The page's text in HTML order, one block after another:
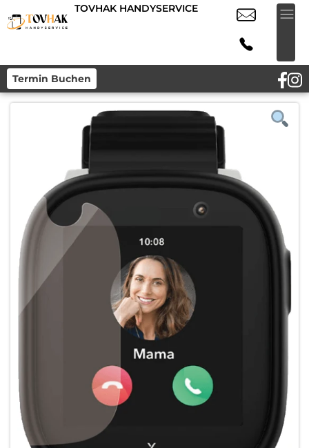
TOVHAK HANDYSERVICE
Termin Buchen